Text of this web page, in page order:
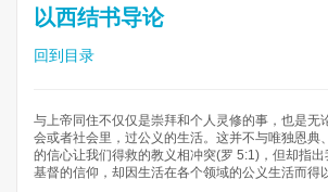
以西结书导论
回到目录
与上帝同住不仅仅是崇拜和个人灵修的事，也是无
会或者社会里，过公义的生活。这并不与唯独恩典
的信心让我们得救的教义相冲突(罗 5:1)，但却指
基督的信仰，却因生活在各个领域的公义生活而得